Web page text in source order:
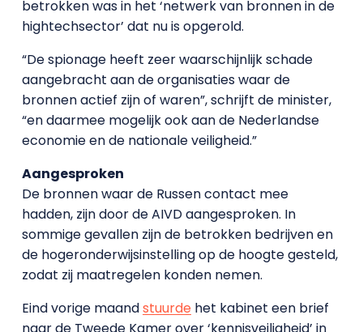
betrokken was in het ‘netwerk van bronnen in de
hightechsector’ dat nu is opgerold.
“De spionage heeft zeer waarschijnlijk schade
aangebracht aan de organisaties waar de
bronnen actief zijn of waren”, schrijft de minister,
“en daarmee mogelijk ook aan de Nederlandse
economie en de nationale veiligheid.”
Aangesproken
De bronnen waar de Russen contact mee
hadden, zijn door de AIVD aangesproken. In
sommige gevallen zijn de betrokken bedrijven en
de hogeronderwijsinstelling op de hoogte gesteld,
zodat zij maatregelen konden nemen.
Eind vorige maandstuurdehet kabinet een brief
naar de Tweede Kamer over ‘kennisveiligheid’ in